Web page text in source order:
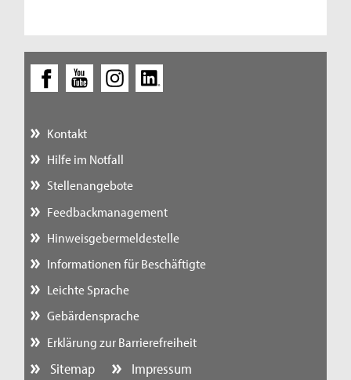
Kontakt
Hilfe im Notfall
Stellenangebote
Feedbackmanagement
Hinweisgebermeldestelle
Informationen für Beschäftigte
Leichte Sprache
Gebärdensprache
Erklärung zur Barrierefreiheit
Sitemap Impressum